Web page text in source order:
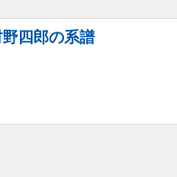
四郎の系譜